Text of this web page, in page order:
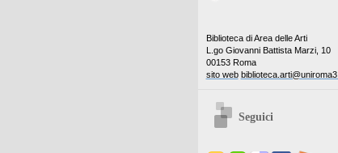
Biblioteca di Area delle Arti
L.go Giovanni Battista Marzi, 10
00153 Roma
sito web
Seguici